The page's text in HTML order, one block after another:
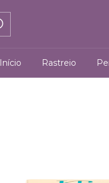
Início Rastreio